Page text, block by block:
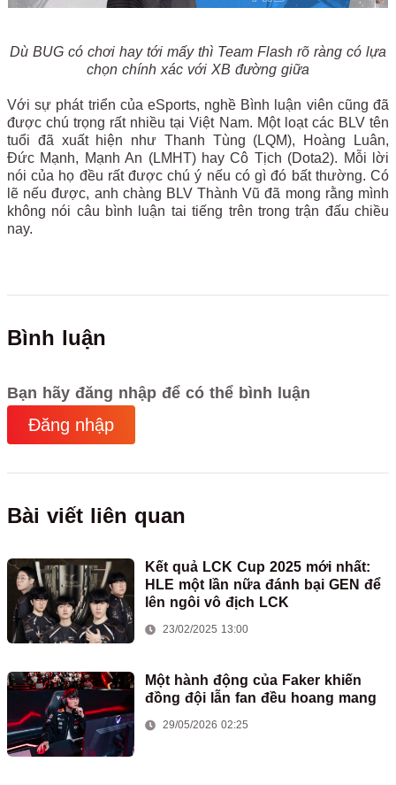
Dù BUG có chơi hay tới mấy thì Team Flash rõ ràng có lựa
chọn chính xác với XB đường giữa
Với sự phát triển của eSports, nghề Bình luận viên cũng đã
được chú trọng rất nhiều tại Việt Nam. Một loạt các BLV tên
tuổi đã xuất hiện như Thanh Tùng (LQM), Hoàng Luân,
Đức Mạnh, Mạnh An (LMHT) hay Cô Tịch (Dota2). Mỗi lời
nói của họ đều rất được chú ý nếu có gì đó bất thường. Có
lẽ nếu được, anh chàng BLV Thành Vũ đã mong rằng mình
không nói câu bình luận tai tiếng trên trong trận đấu chiều
nay.
Bình luận
Bạn hãy đăng nhập để có thể bình luận
Đăng nhập
Bài viết liên quan
Kết quả LCK Cup 2025 mới nhất:
HLE một lần nữa đánh bại GEN để
lên ngôi vô địch LCK
23/02/2025 13:00
Một hành động của Faker khiến
đồng đội lẫn fan đều hoang mang
29/05/2026 02:25